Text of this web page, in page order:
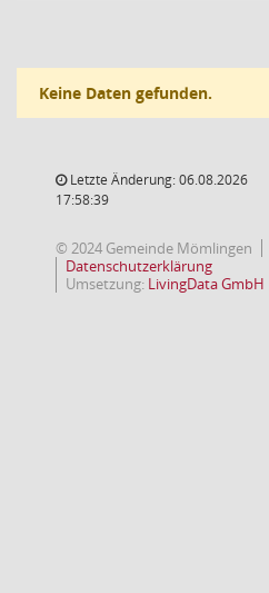
Keine Daten gefunden.
Letzte Änderung: 06.08.2026
17:58:39
© 2024 Gemeinde Mömlingen
Datenschutzerklärung
Umsetzung: LivingData GmbH